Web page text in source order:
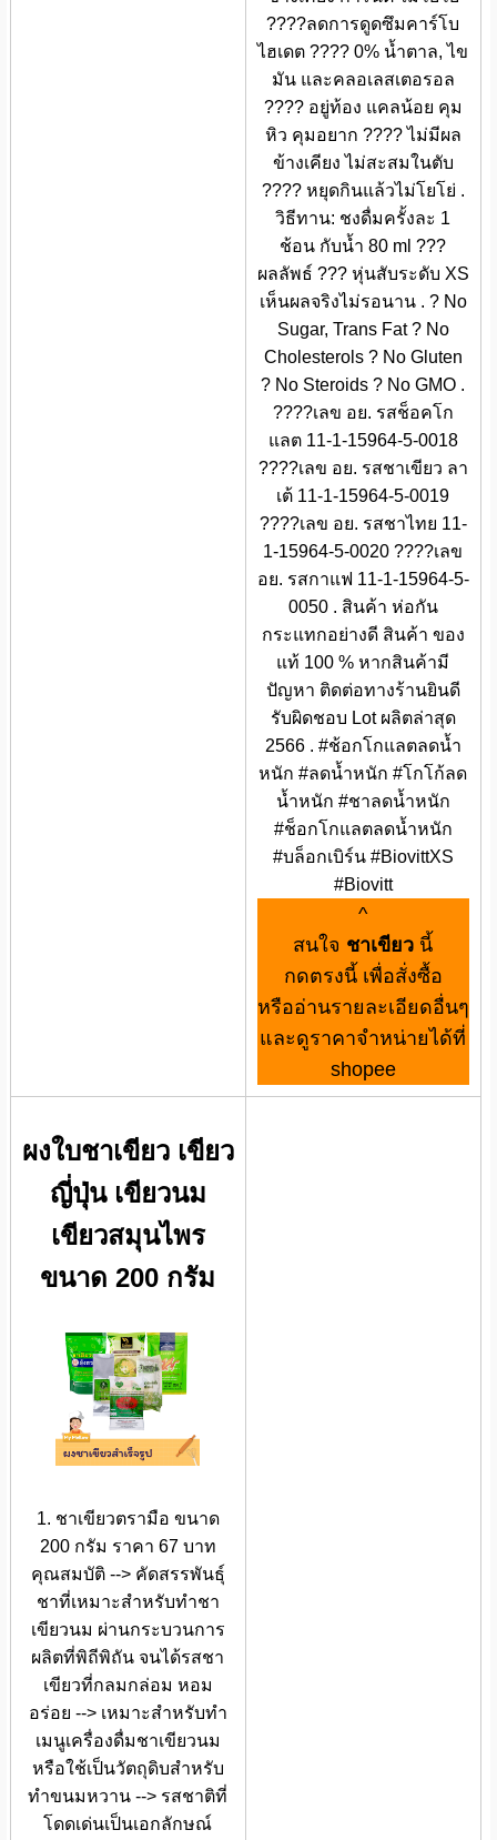
????ลดการดูดซึมคาร์โบ
ไฮเดต ???? 0% น้ำตาล, ไข
มัน และคลอเลสเตอรอล
???? อยู่ท้อง แคลน้อย คุม
หิว คุมอยาก ???? ไม่มีผล
ข้างเคียง ไม่สะสมในตับ
???? หยุดกินแล้วไม่โยโย่ .
วิธีทาน: ชงดื่มครั้งละ 1
ช้อน กับน้ำ 80 ml ???
ผลลัพธ์ ??? หุ่นสับระดับ XS
เห็นผลจริงไม่รอนาน . ? No
Sugar, Trans Fat ? No
Cholesterols ? No Gluten
? No Steroids ? No GMO .
????เลข อย. รสช็อคโก
แลต 11-1-15964-5-0018
????เลข อย. รสชาเขียว ลา
เต้ 11-1-15964-5-0019
????เลข อย. รสชาไทย 11-
1-15964-5-0020 ????เลข
อย. รสกาแฟ 11-1-15964-5-
0050 . สินค้า ห่อกัน
กระแทกอย่างดี สินค้า ของ
แท้ 100 % หากสินค้ามี
ปัญหา ติดต่อทางร้านยินดี
รับผิดชอบ Lot ผลิตล่าสุด
2566 . #ช้อกโกแลตลดน้ำ
หนัก #ลดน้ำหนัก #โกโก้ลด
น้ำหนัก #ชาลดน้ำหนัก
#ช็อกโกแลตลดน้ำหนัก
#บล็อกเบิร์น #BiovittXS
#Biovitt
^
สนใจ ชาเขียว นี้
กดตรงนี้ เพื่อสั่งซื้อ
หรืออ่านรายละเอียดอื่นๆ
และดูราคาจำหน่ายได้ที่
shopee
ผงใบชาเขียว เขียว
ญี่ปุ่น เขียวนม
เขียวสมุนไพร
ขนาด 200 กรัม
1. ชาเขียวตรามือ ขนาด
200 กรัม ราคา 67 บาท
คุณสมบัติ --> คัดสรรพันธุ์
ชาที่เหมาะสำหรับทำชา
เขียวนม ผ่านกระบวนการ
ผลิตที่พิถีพิถัน จนได้รสชา
เขียวที่กลมกล่อม หอม
อร่อย --> เหมาะสำหรับทำ
เมนูเครื่องดื่มชาเขียวนม
หรือใช้เป็นวัตถุดิบสำหรับ
ทำขนมหวาน --> รสชาติที่
โดดเด่นเป็นเอกลักษณ์